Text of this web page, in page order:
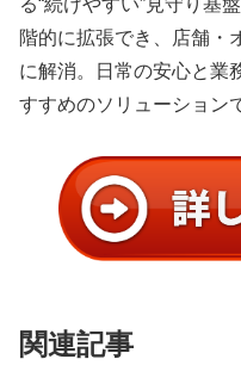
る“続けやすい”見守り基
階的に拡張でき、店舗・
に解消。日常の安心と業
すすめのソリューション
関連記事